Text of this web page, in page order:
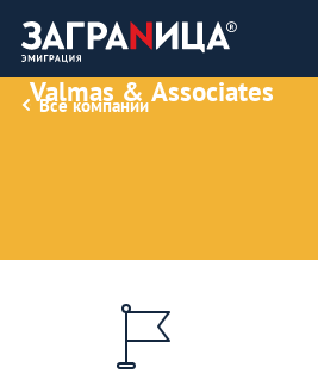
Все компании
Valmas & Associates